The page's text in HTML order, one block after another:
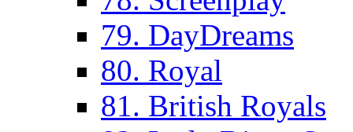
79. DayDreams
80. Royal
81. British Royals